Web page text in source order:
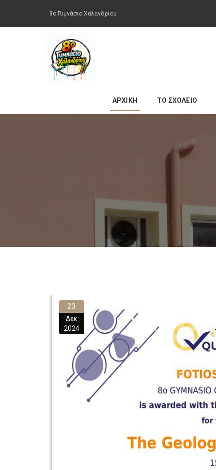
8ο Γυμνάσιο Χαλανδρίου
ΑΡΧΙΚΗ ΤΟ ΣΧΟΛΕΙΟ
23
Δεκ
2024